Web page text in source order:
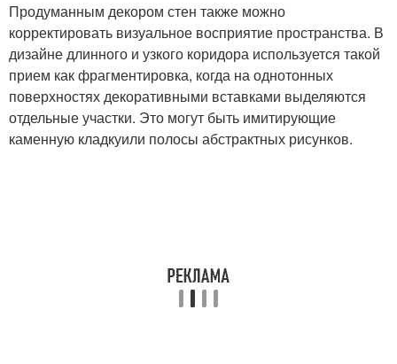
Продуманным декором стен также можно
корректировать визуальное восприятие пространства. В
дизайне длинного и узкого коридора используется такой
прием как фрагментировка, когда на однотонных
поверхностях декоративными вставками выделяются
отдельные участки. Это могут быть имитирующие
каменную кладкуили полосы абстрактных рисунков.